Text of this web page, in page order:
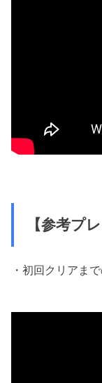
【参考プ
・初回クリアま